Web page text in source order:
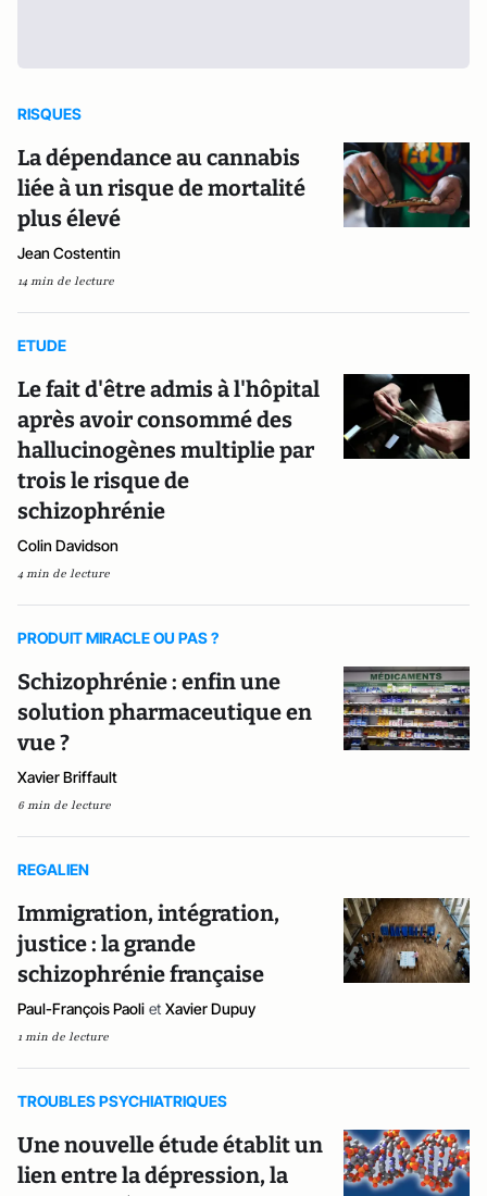
RISQUES
La dépendance au cannabis
liée à un risque de mortalité
plus élevé
Jean Costentin
14 min de lecture
ETUDE
Le fait d'être admis à l'hôpital
après avoir consommé des
hallucinogènes multiplie par
trois le risque de
schizophrénie
Colin Davidson
4 min de lecture
PRODUIT MIRACLE OU PAS ?
Schizophrénie : enfin une
solution pharmaceutique en
vue ?
Xavier Briffault
6 min de lecture
REGALIEN
Immigration, intégration,
justice : la grande
schizophrénie française
Paul-François Paoli et Xavier Dupuy
1 min de lecture
TROUBLES PSYCHIATRIQUES
Une nouvelle étude établit un
lien entre la dépression, la